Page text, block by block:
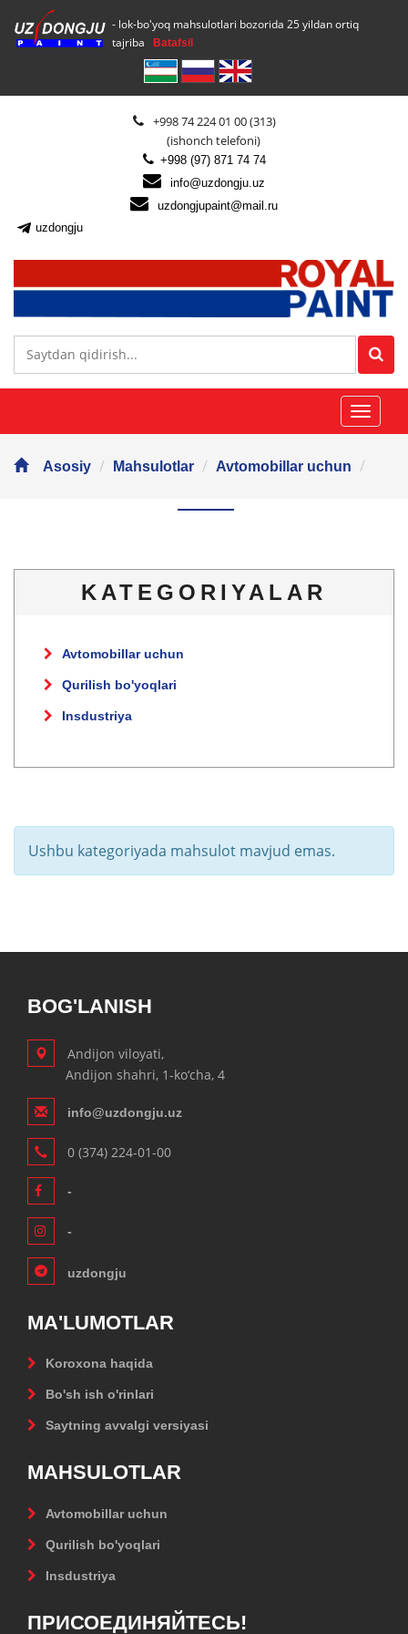
- lok-bo'yoq mahsulotlari bozorida 25 yildan ortiq
tajriba
Batafsil
+998 74 224 01 00 (313)
(ishonch telefoni)
+998 (97) 871 74 74
info@uzdongju.uz
uzdongjupaint@mail.ru
uzdongju
Asosiy Mahsulotlar Avtomobillar uchun
KATEGORIYALAR
Avtomobillar uchun
Qurilish bo'yoqlari
Insdustriya
Ushbu kategoriyada mahsulot mavjud emas.
BOG'LANISH
Andijon viloyati,
Andijon shahri, 1-ko‘cha, 4
info@uzdongju.uz
0 (374) 224-01-00
-
-
uzdongju
MA'LUMOTLAR
Koroxona haqida
Bo'sh ish o'rinlari
Saytning avvalgi versiyasi
MAHSULOTLAR
Avtomobillar uchun
Qurilish bo'yoqlari
Insdustriya
ПРИСОЕДИНЯЙТЕСЬ!